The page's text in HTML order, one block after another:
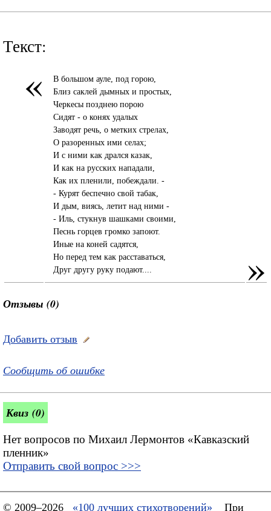
Текст:
«
В большом ауле, под горою,
Близ саклей дымных и простых,
Черкесы позднею порою
Сидят - о конях удалых
Заводят речь, о метких стрелах,
О разоренных ими селах;
И с ними как дрался казак,
И как на русских нападали,
Как их пленили, побеждали. -
- Курят беспечно свой табак,
И дым, виясь, летит над ними -
- Иль, стукнув шашками своими,
Песнь горцев громко запоют.
Иные на коней садятся,
Но перед тем как расставаться,
Друг другу руку подают....
»
Отзывы (0)
Добавить отзыв
Сообщить об ошибке
Квиз (0)
Нет вопросов по Михаил Лермонтов «Кавказский
пленник»
Отправить свой вопрос >>>
© 2009–2026 «100 лучших стихотворений» При